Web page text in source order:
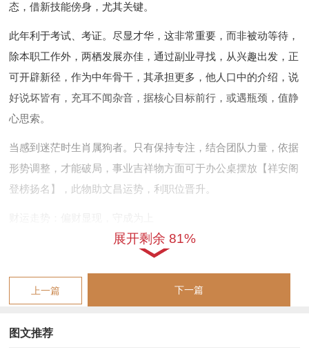
态，借新技能傍身，尤其关键。
此年利于考试、考证。尽显才华，这非常重要，而非被动等待，
除本职工作外，两栖发展亦佳，通过副业寻找，从兴趣出发，正
可开辟新径，作为中年骨干，其承担更多，他人口中的介绍，说
好说坏皆有，充耳不闻杂音，据核心目标前行，或遇瓶颈，值静
心思索。
当感到迷茫时生肖属狗者。只有保持专注，结合团队力量，依据
形势调整，才能破局，事业吉祥物方面可于办公桌摆放【祥安阁
登榜扬名】，此物助文昌运势，利职位晋升。
财运是2026年亮点，岁干偏财高照，意外之财可期，将有小额
往来增多，那钱财流动加快，想积累财富，接住偏财，可适度尝
试，即如股票、基金等，踏足新范围凭小额试水，基于理性判
断，由浅入深操作。
展开剩余 81%
上一篇 下一篇
图文推荐